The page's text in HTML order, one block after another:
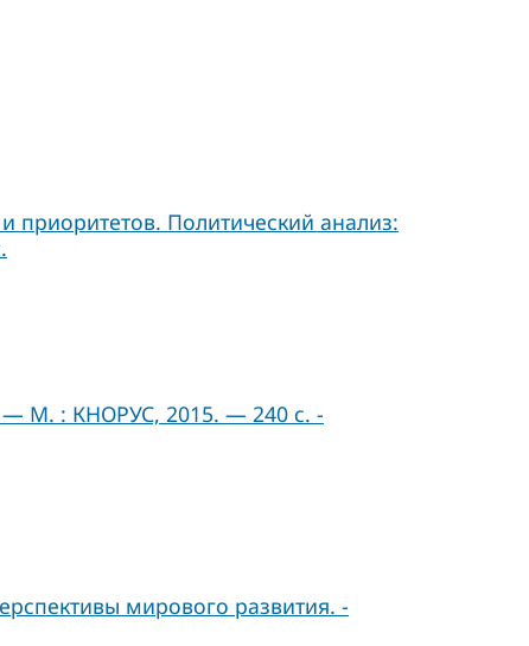
приоритетов. Политический анализ:
— М. : КНОРУС, 2015. — 240 с. -
мирового развития. -